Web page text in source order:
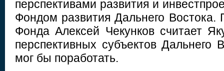
перспективами развития и
Фондом развития Дальнего Востока.
Фонда Алексей Чекунков считает
перспективных субъектов Дальнего
мог бы поработать.